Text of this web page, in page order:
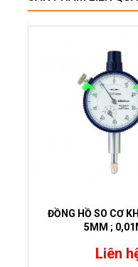
ĐỒNG HỒ SO CƠ
5MM ;
Liên